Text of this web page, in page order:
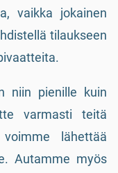
vaikka jokainen
tilaukseen
niin pienille kuin
varmasti teitä
lähettää
Autamme myös